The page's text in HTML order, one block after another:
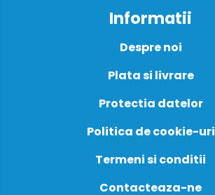
Informatii
Despre noi
Plata si livrare
Protectia datelor
Politica de cookie-uri
Termeni si conditii
Contacteaza-ne